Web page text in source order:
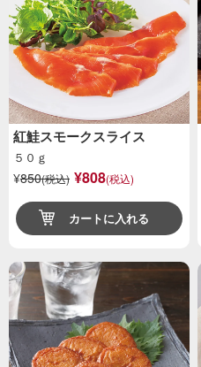
紅鮭スモークスライス
５０ｇ
¥850(税込) ¥808(税込)
カートに入れる